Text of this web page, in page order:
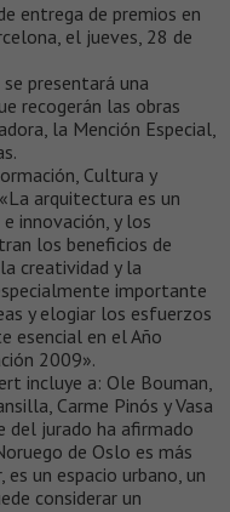
entrega de premios en
el jueves, 28 de
presentará una
recogerán las obras
la Mención Especial,
Cultura y
arquitectura es un
innovación, y los
los beneficios de
creatividad y la
importante
y elogiar los esfuerzos
esencial en el Año
2009».
incluye a: Ole Bouman,
Carme Pinós y Vasa
del jurado ha afirmado
de Oslo es más
un espacio urbano, un
considerar un